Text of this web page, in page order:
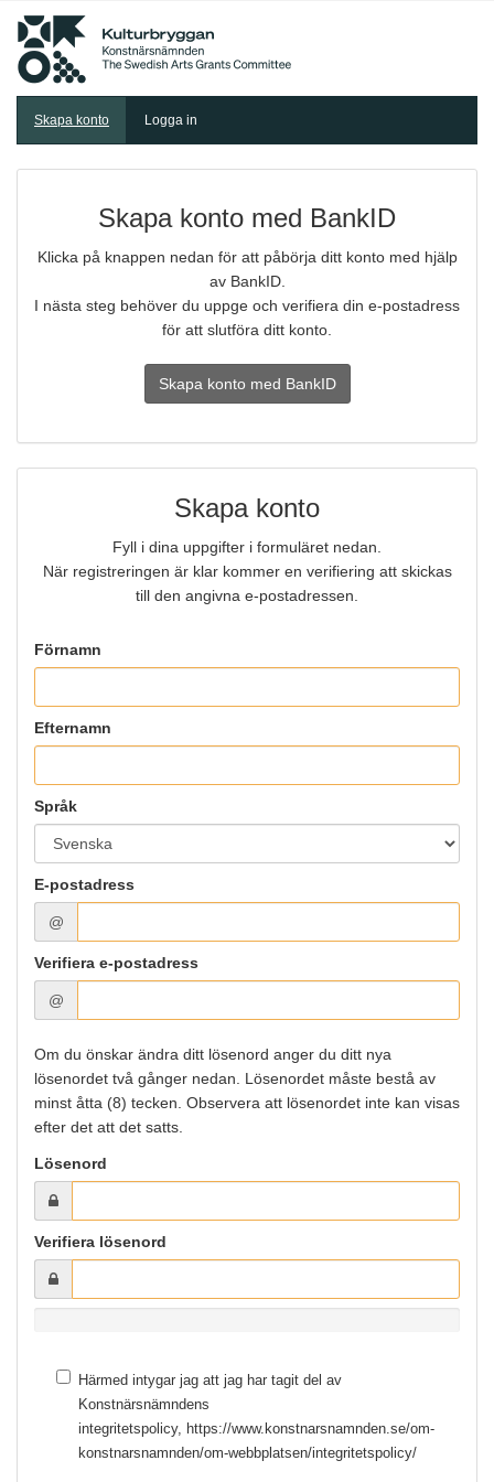
Skapa konto Logga in
Skapa konto med BankID
Klicka på knappen nedan för att påbörja ditt konto med hjälp
av BankID.
I nästa steg behöver du uppge och verifiera din e-postadress
för att slutföra ditt konto.
Skapa konto med BankID
Skapa konto
Fyll i dina uppgifter i formuläret nedan.
När registreringen är klar kommer en verifiering att skickas
till den angivna e-postadressen.
Förnamn
Efternamn
Språk
E-postadress
@
Verifiera e-postadress
@
Om du önskar ändra ditt lösenord anger du ditt nya
lösenordet två gånger nedan. Lösenordet måste bestå av
minst åtta (8) tecken. Observera att lösenordet inte kan visas
efter det att det satts.
Lösenord
Verifiera lösenord
Härmed intygar jag att jag har tagit del av
Konstnärsnämndens
integritetspolicy, https://www.konstnarsnamnden.se/om-
konstnarsnamnden/om-webbplatsen/integritetspolicy/